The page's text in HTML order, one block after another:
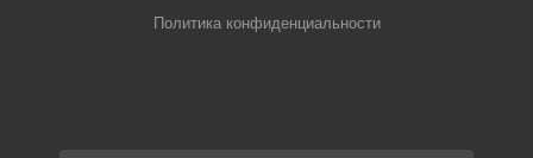
Политика конфиденциальности